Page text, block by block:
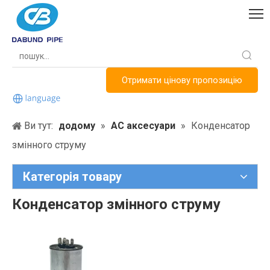
Отримати цінову пропозицію
Ви тут: додому » AC аксесуари » Конденсатор
змінного струму
Категорія товару
Конденсатор змінного струму